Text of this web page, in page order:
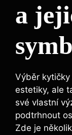
a
Výběr
estetiky, ale
své vlastní
podtrhnout
Zde je